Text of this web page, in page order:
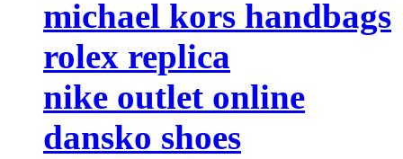
michael kors handbags
rolex replica
nike outlet online
dansko shoes